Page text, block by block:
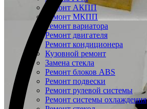
Ремонт АКПП
Ремонт МКПП
Ремонт вариатора
Ремонт двигателя
Ремонт кондиционера
Кузовной ремонт
Замена стекла
Ремонт блоков ABS
Ремонт подвески
Ремонт рулевой системы
Ремонт системы охлаждения